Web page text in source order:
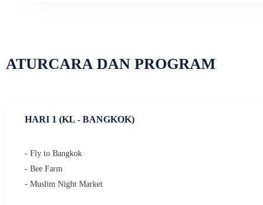
ATURCARA DAN PROGRAM
HARI 1 (KL - BANGKOK)
- Fly to Bangkok
- ⁠Bee Farm
- ⁠Muslim Night Market